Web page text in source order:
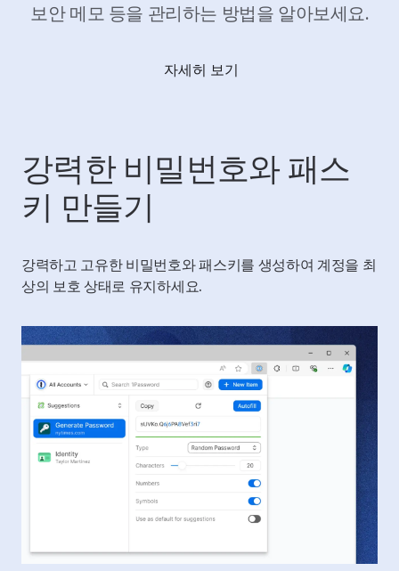
보안 메모 등을 관리하는 방법을 알아보세요.
자세히 보기
강력한 비밀번호와 패스
키 만들기
강력하고 고유한 비밀번호와 패스키를 생성하여 계정을 최
상의 보호 상태로 유지하세요.